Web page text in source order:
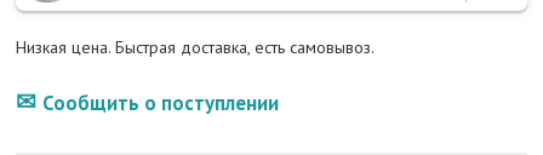
Низкая цена. Быстрая доставка, есть самовывоз.
Сообщить о поступлении